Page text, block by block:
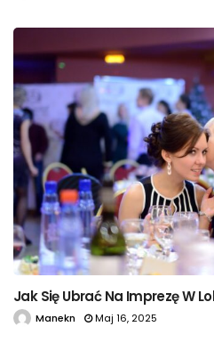
Jak Się Ubrać Na Imprezę W
Manekn Maj 16, 2025